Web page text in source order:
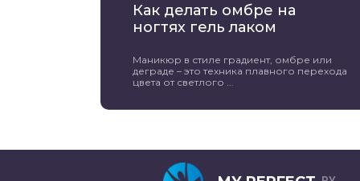
Как делать омбре на
ногтях гель лаком
Маникюр в стиле градиент, омбре или
деграде – это техника плавного перехода
цвета от светлого ...